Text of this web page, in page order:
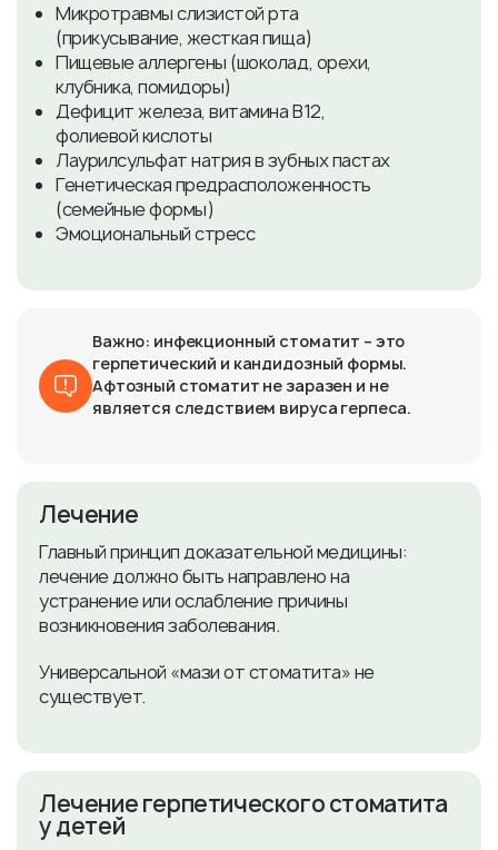
Микротравмы слизистой рта
(прикусывание, жесткая пища)
Пищевые аллергены (шоколад, орехи,
клубника, помидоры)
Дефицит железа, витамина В12,
фолиевой кислоты
Лаурилсульфат натрия в зубных пастах
Генетическая предрасположенность
(семейные формы)
Эмоциональный стресс
Важно: инфекционный стоматит – это
герпетический и кандидозный формы.
Афтозный стоматит не заразен и не
является следствием вируса герпеса.
Лечение
Главный принцип доказательной медицины:
лечение должно быть направлено на
устранение или ослабление причины
возникновения заболевания.
Универсальной «мази от стоматита» не
существует.
​Лечение герпетического стоматита
у детей